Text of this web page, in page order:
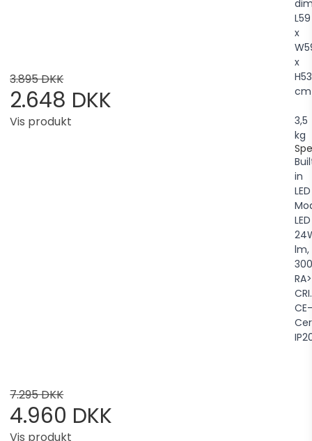
3.895 DKK
2.648 DKK
Vis produkt
7.295 DKK
4.960 DKK
Vis produkt
L59
x
x
H53
cm
3,5
kg
in
LED
LED
lm,
CRI.
CE-